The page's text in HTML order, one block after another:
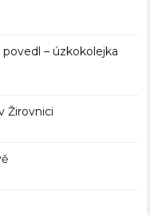
– úzkokolejka
Žirovnici